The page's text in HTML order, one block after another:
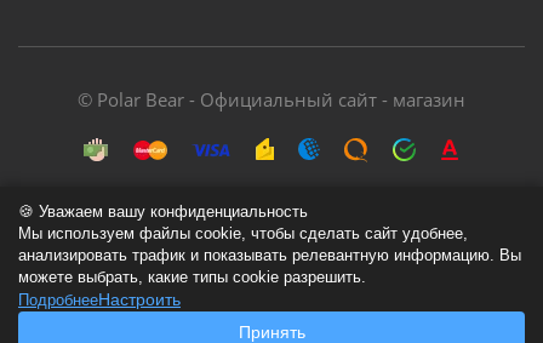
© Polar Bear - Официальный сайт - магазин
Политика обработки персональных данных
Согласие на обработку персональных данных
Согласие на обработку cookie-файлов
🍪 Уважаем вашу конфиденциальность
Мы используем файлы cookie, чтобы сделать сайт удобнее,
анализировать трафик и показывать релевантную информацию. Вы
можете выбрать, какие типы cookie разрешить.
ПодробнееНастроить
Принять